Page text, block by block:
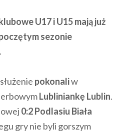
U17 i U15 mają już
sezonie
pokonaliw
Lubliniankę Lublin.
0:2 Podlasiu Biała
gry nie byli gorszym